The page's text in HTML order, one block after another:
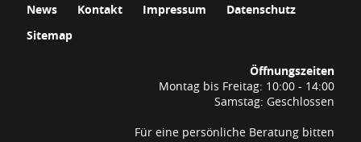
News Kontakt Impressum
Datenschutz
Sitemap
Öffnungszeiten
Montag bis Freitag: 10:00 - 14:00
Samstag: Geschlossen
Für eine persönliche Beratung bitten